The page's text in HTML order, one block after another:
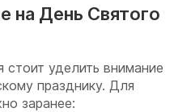
на День Святого
уделить внимание
празднику. Для
заранее: